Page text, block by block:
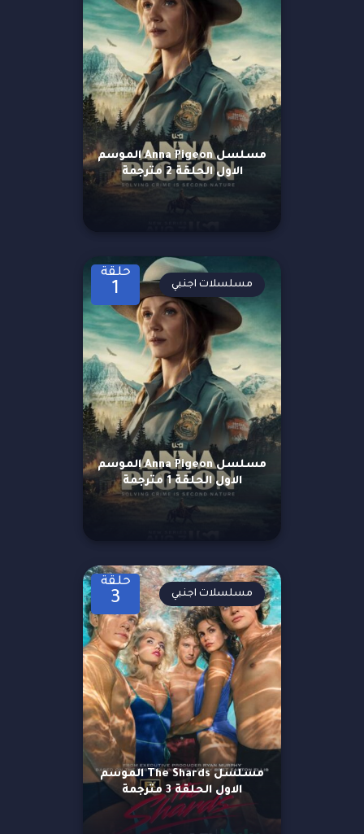
مسلسل Anna Pigeon الموسم
الاول الحلقة 2 مترجمة
حلقة
1
مسلسل Anna Pigeon الموسم
الاول الحلقة 1 مترجمة
مسلسلات اجنبي
حلقة
3
مسلسل The Shards الموسم
الاول الحلقة 3 مترجمة
مسلسلات اجنبي